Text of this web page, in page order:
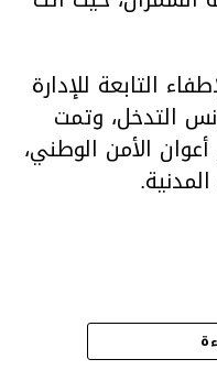
التابعة للإدارة
التدخل، وتمت
الأمن الوطني،